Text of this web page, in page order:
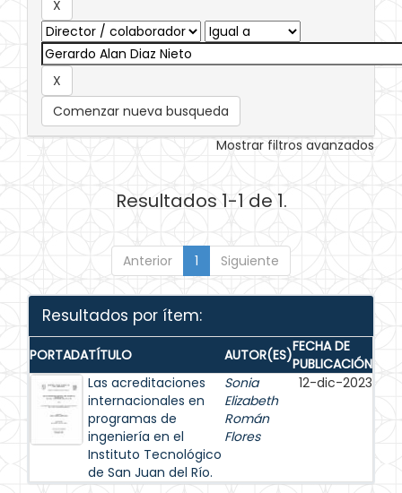
Comenzar nueva busqueda
Mostrar filtros avanzados
Resultados 1-1 de 1.
Anterior 1 Siguiente
Resultados por ítem:
PORTADATÍTULO AUTOR(ES)FECHA DE
PUBLICACIÓN
Las acreditaciones
internacionales en
programas de
ingeniería en el
Instituto Tecnológico
de San Juan del Río.
Sonia
Elizabeth
Román
Flores
12-dic-2023